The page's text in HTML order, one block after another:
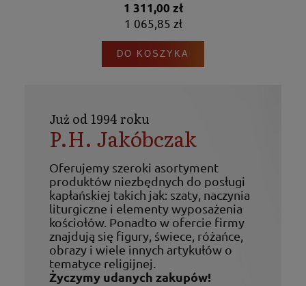
1 311,00 zł
1 065,85 zł
DO KOSZYKA
Już od 1994 roku
P.H. Jakóbczak
Oferujemy szeroki asortyment
produktów niezbędnych do posługi
kapłańskiej takich jak: szaty, naczynia
liturgiczne i elementy wyposażenia
kościołów. Ponadto w ofercie firmy
znajdują się figury, świece, różańce,
obrazy i wiele innych artykułów o
tematyce religijnej.
Życzymy udanych zakupów!